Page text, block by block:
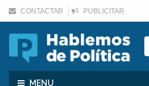
CONTACTAR PUBLICITAR
Toggle
MENU